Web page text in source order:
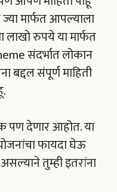
मार्फत आपल्याला
रुपये या मार्फत
संदर्भात लोकान
बद्दल संपूर्ण माहिती
पण देणार आहोत. या
फायदा घेऊ
तुम्ही इतरांना